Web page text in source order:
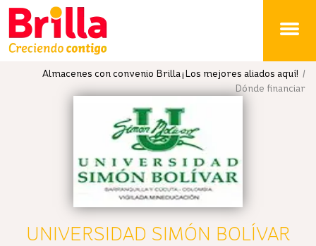
Almacenes con convenio Brilla ¡Los mejores aliados aquí! /
Dónde financiar
UNIVERSIDAD SIMÓN BOLÍVAR